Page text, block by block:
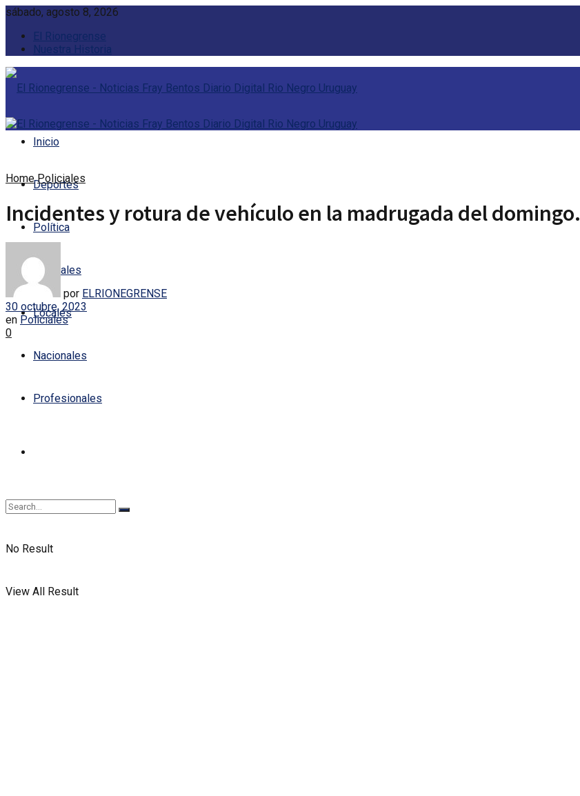
sábado, agosto 8, 2026
El Rionegrense
Nuestra Historia
Inicio
Deportes
Política
Policiales
Locales
Nacionales
Profesionales
No Result
View All Result
Home Policiales
Incidentes y rotura de vehículo en la madrugada del domingo.
por ELRIONEGRENSE
30 octubre, 2023
en Policiales
0